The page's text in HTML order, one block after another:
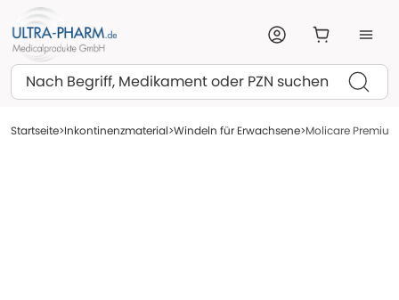
Suchen
Startseite Inkontinenzmaterial Windeln für Erwachsene Molicare